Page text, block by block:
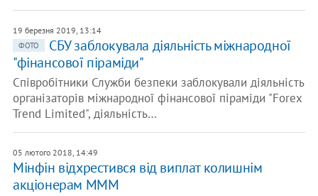
19 березня 2019, 13:14
ФОТО
СБУ заблокувала діяльність міжнародної
"фінансової піраміди"
Співробітники Служби безпеки заблокували діяльність
організаторів міжнародної фінансової піраміди "Forex
Trend Limіted", діяльність…
05 лютого 2018, 14:49
Мінфін відхрестився від виплат колишнім
акціонерам МММ